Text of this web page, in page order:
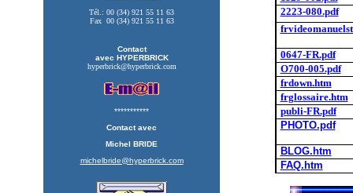
Tél.: 00 (34) 921 55 11 63
Fax 00 (34) 921 55 11 63
Contact
avec HYPERBRICK
hyperbrick@hyperbrick.com
***********
Contact avec
Michel BRIDE
michelbride@hyperbrick.com
2223-080.pdf
0647-FR.pdf
O700-005.pdf
frdown.htm
frglossaire.htm
publi-FR.pdf
PHOTO.pdf
BLOG.htm
FAQ.htm